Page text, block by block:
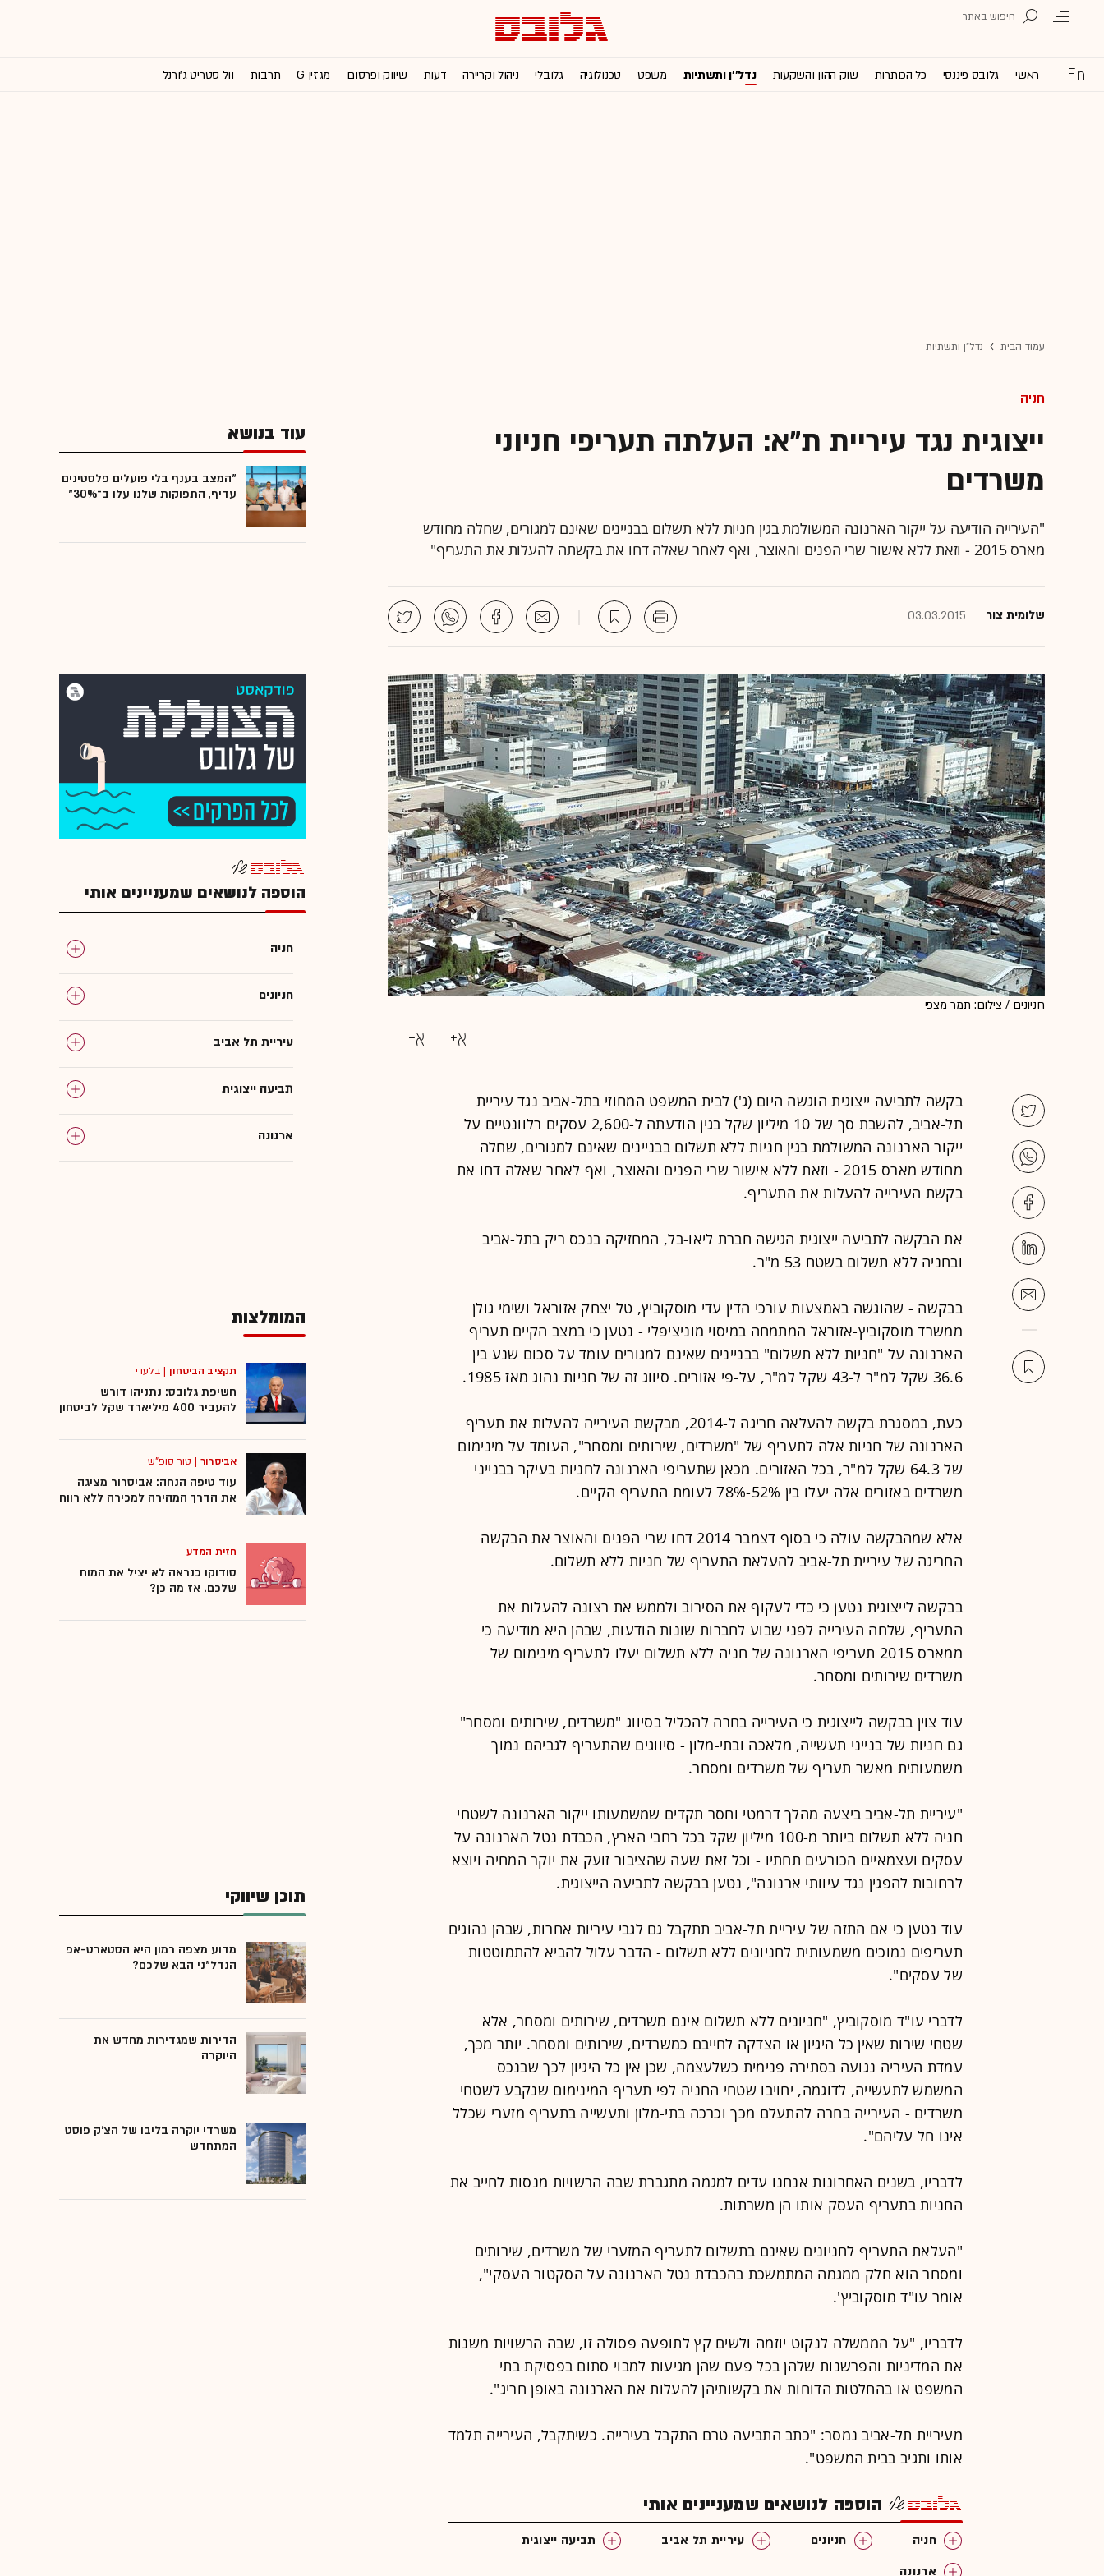
ראשי גלובס פיננסי כל הכותרות שוק ההון והשקעות נדל''ן ותשתיות משפט טכנולוגיה גלובלי ניהול וקריירה דעות שיווק ופרסום מגזין G תרבות וול סטריט ג'ורנל
עמוד הבית נדל"ן ותשתיות
חניה
ייצוגית נגד עיריית ת"א: העלתה תעריפי חניוני
משרדים
"העירייה הודיעה על ייקור הארנונה המשולמת בגין חניות ללא תשלום בבניינים שאינם למגורים, שחלה מחודש
מארס 2015 - וזאת ללא אישור שרי הפנים והאוצר, ואף לאחר שאלה דחו את בקשתה להעלות את התעריף"
שלומית צור 03.03.2015
חניונים / צילום: תמר מצפי
בקשה לתביעה ייצוגיתהוגשה היום (ג') לבית המשפט המחוזי בתל-אביב נגד עיריית
תל-אביב
, להשבת סך של 10 מיליון שקל בגין הודעתה ל-2,600 עסקים רלוונטיים על
ייקור הארנונה המשולמת בגין חניותללא תשלום בבניינים שאינם למגורים, שחלה
מחודש מארס 2015 - וזאת ללא אישור שרי הפנים והאוצר, ואף לאחר שאלה דחו את
בקשת העירייה להעלות את התעריף.
את הבקשה לתביעה ייצוגית הגישה חברת ליאו-בל, המחזיקה בנכס ריק בתל-אביב
ובחניה ללא תשלום בשטח 53 מ"ר.
בבקשה - שהוגשה באמצעות עורכי הדין עדי מוסקוביץ, טל יצחק אזוראל ושימי גולן
ממשרד מוסקוביץ-אזוראל המתמחה במיסוי מוניציפלי - נטען כי במצב הקיים תעריף
הארנונה על "חניות ללא תשלום" בבניינים שאינם למגורים עומד על סכום שנע בין
36.6 שקל למ"ר ל-43 שקל למ"ר, על-פי אזורים. סיווג זה של חניות נהוג מאז 1985.
כעת, במסגרת בקשה להעלאה חריגה ל-2014, מבקשת העירייה להעלות את תעריף
הארנונה של חניות אלה לתעריף של "משרדים, שירותים ומסחר", העומד על מינימום
של 64.3 שקל למ"ר, בכל האזורים. מכאן שתעריפי הארנונה לחניות בעיקר בבנייני
משרדים באזורים אלה יעלו בין 52%-78% לעומת התעריף הקיים.
אלא שמהבקשה עולה כי בסוף דצמבר 2014 דחו שרי הפנים והאוצר את הבקשה
החריגה של עיריית תל-אביב להעלאת התעריף של חניות ללא תשלום.
בבקשה לייצוגית נטען כי כדי לעקוף את הסירוב ולממש את רצונה להעלות את
התעריף, שלחה העירייה לפני שבוע לחברות שונות הודעות, שבהן היא מודיעה כי
ממארס 2015 תעריפי הארנונה של חניה ללא תשלום יעלו לתעריף מינימום של
משרדים שירותים ומסחר.
עוד צוין בבקשה לייצוגית כי העירייה בחרה להכליל בסיווג "משרדים, שירותים ומסחר"
גם חניות של בנייני תעשייה, מלאכה ובתי-מלון - סיווגים שהתעריף לגביהם נמוך
משמעותית מאשר תעריף של משרדים ומסחר.
"עיריית תל-אביב ביצעה מהלך דרמטי וחסר תקדים שמשמעותו ייקור הארנונה לשטחי
חניה ללא תשלום ביותר מ-100 מיליון שקל בכל רחבי הארץ, הכבדת נטל הארנונה על
עסקים ועצמאיים הכורעים תחתיו - וכל זאת שעה שהציבור זועק את יוקר המחיה ויוצא
לרחובות להפגין נגד עיוותי ארנונה", נטען בבקשה לתביעה הייצוגית.
עוד נטען כי אם התזה של עיריית תל-אביב תתקבל גם לגבי עיריות אחרות, שבהן נהוגים
תעריפים נמוכים משמעותית לחניונים ללא תשלום - הדבר עלול להביא להתמוטטות
של עסקים".
לדברי עו"ד מוסקוביץ, "חניונים ללא תשלום אינם משרדים, שירותים ומסחר, אלא
שטחי שירות שאין כל היגיון או הצדקה לחייבם כמשרדים, שירותים ומסחר. יותר מכך,
עמדת העיריה נגועה בסתירה פנימית כשלעצמה, שכן אין כל היגיון לכך שבנכס
המשמש לתעשייה, לדוגמה, יחויבו שטחי החניה לפי תעריף המינימום שנקבע לשטחי
משרדים - העירייה בחרה להתעלם מכך וכרכה בתי-מלון ותעשייה בתעריף מזערי שכלל
אינו חל עליהם".
לדבריו, בשנים האחרונות אנחנו עדים למגמה מתגברת שבה הרשויות מנסות לחייב את
החניות בתעריף העסק אותו הן משרתות.
"העלאת התעריף לחניונים שאינם בתשלום לתעריף המזערי של משרדים, שירותים
ומסחר הוא חלק ממגמה המתמשכת בהכבדת נטל הארנונה על הסקטור העסקי",
אומר עו"ד מוסקוביץ'.
לדבריו, "על הממשלה לנקוט יוזמה ולשים קץ לתופעה פסולה זו, שבה הרשויות משנות
את המדיניות והפרשנות שלהן בכל פעם שהן מגיעות למבוי סתום בפסיקת בתי
המשפט או בהחלטות הדוחות את בקשותיהן להעלות את הארנונה באופן חריג".
מעיריית תל-אביב נמסר: "כתב התביעה טרם התקבל בעירייה. כשיתקבל, העירייה תלמד
אותו ותגיב בבית המשפט".
הוספה לנושאים שמעניינים אותי
חניה חניונים עיריית תל אביב
תביעה ייצוגית
ארנונה
עוד בנושא
"המצב בענף בלי פועלים פלסטינים
עדיף, התפוקות שלנו עלו ב־30%"
הוספה לנושאים שמעניינים אותי
חניה
חניונים
עיריית תל אביב
תביעה ייצוגית
ארנונה
המומלצות
תקציב הביטחון |בלעדי
חשיפת גלובס: נתניהו דורש
להעביר 400 מיליארד שקל לביטחון
אביסרור| טור סופ"ש
עוד טיפה הנחה: אביסרור מציגה
את הדרך המהירה למכירה ללא רווח
חזית המדע
סודוקו כנראה לא יציל את המוח
שלכם. אז מה כן?
תוכן שיווקי
מדוע מצפה רמון היא הסטארט-אפ
הנדל"ני הבא שלכם?
הדירות שמגדירות מחדש את
היוקרה
משרדי יוקרה בליבו של הצ'ק פוסט
המתחדש